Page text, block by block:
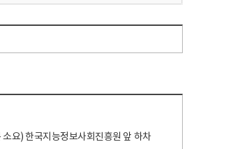
요) 한국지능정보사회진흥원 앞 하차